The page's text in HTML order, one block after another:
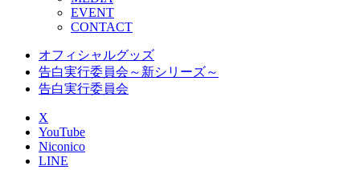
EVENT
CONTACT
オフィシャルグッズ
告白実行委員会～新シリーズ～
告白実行委員会
X
YouTube
Niconico
LINE